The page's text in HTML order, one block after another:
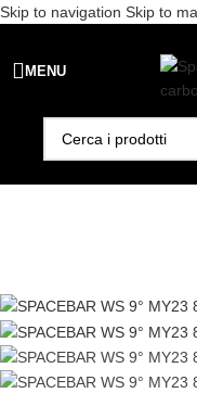
Skip to navigation Skip to
Spedizione gratuita per
3 rate senza
MENU